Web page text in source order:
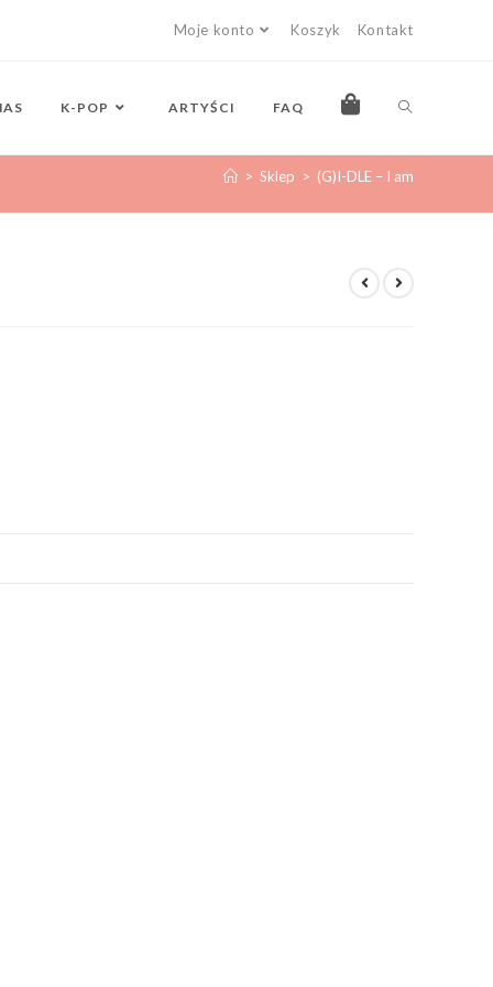
Moje konto Koszyk Kontakt
K-POP ARTYŚCI FAQ
> Sklep > (G)I-DLE – I am